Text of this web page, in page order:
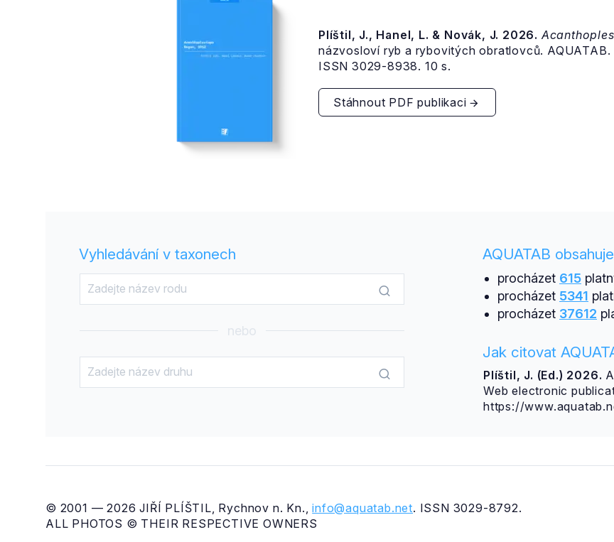
Plíštil, J., Hanel, L. & Novák, J. 2026.
názvosloví ryb a rybovitých obratlovců.
ISSN 3029-8938. 10 s.
Stáhnout PDF publikaci
Vyhledávání v taxonech
nebo
AQUATAB obsahuje
procházet 615
procházet 5341
procházet 37612
Jak citovat
Plíštil, J. (Ed.) 2026.
Web electronic
https://
© 2001 — 2026 JIŘÍ PLÍŠTIL, Rychnov n. Kn.,info@aquatab.net. ISSN 3029-8792.
ALL PHOTOS © THEIR RESPECTIVE OWNERS